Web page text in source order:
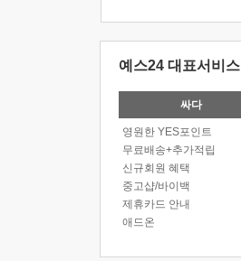
예스24 대표서비스
싸다
영원한 YES포인트
무료배송+추가적립
신규회원 혜택
중고샵/바이백
제휴카드 안내
애드온